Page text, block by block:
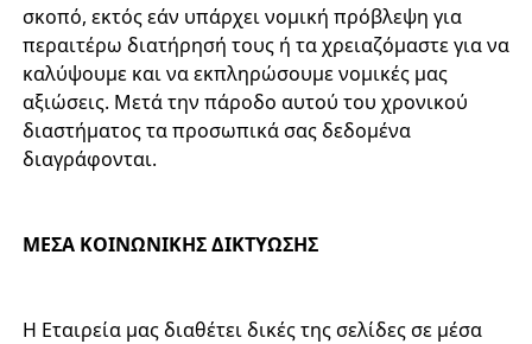
σκοπό, εκτός εάν υπάρχει νομική πρόβλεψη για
περαιτέρω διατήρησή τους ή τα χρειαζόμαστε για να
καλύψουμε και να εκπληρώσουμε νομικές μας
αξιώσεις. Μετά την πάροδο αυτού του χρονικού
διαστήματος τα προσωπικά σας δεδομένα
διαγράφονται.
ΜΕΣΑ ΚΟΙΝΩΝΙΚΗΣ ΔΙΚΤΥΩΣΗΣ
Η Εταιρεία μας διαθέτει δικές της σελίδες σε μέσα